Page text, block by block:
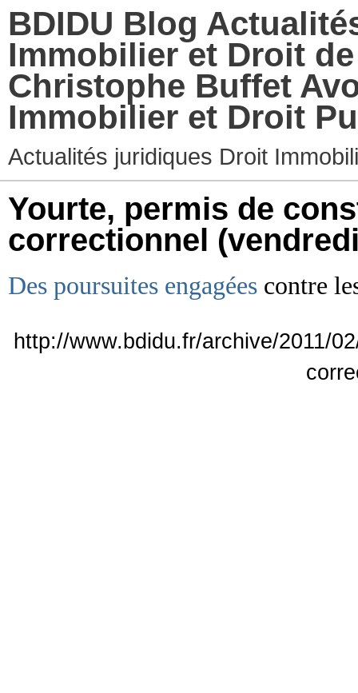
BDIDU Blog
Immobilier et Droit
Christophe Buffet
Immobilier et Droit
Actualités juridiques Droit
Yourte, permis de
correctionnel
Des poursuites engagées contre
http://www.bdidu.fr/archive/2011/